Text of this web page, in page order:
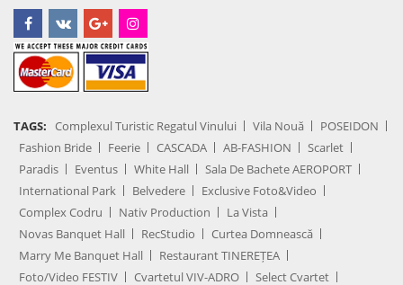
TAGS: Complexul Turistic Regatul Vinului Vila Nouă
POSEIDON
Fashion Bride
Feerie CASCADA AB-FASHION
Scarlet
Paradis
Eventus White Hall
Sala De Bachete AEROPORT
International Park
Belvedere
Exclusive Foto&Video
Complex Codru
Nativ Production
La Vista
Novas Banquet Hall
RecStudio
Curtea Domnească
Marry Me Banquet Hall
Restaurant TINEREȚEA
Foto/Video FESTIV
Cvartetul VIV-ADRO Select Cvartet